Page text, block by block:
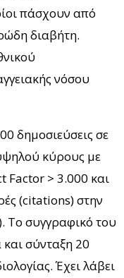
πάσχουν από
διαβήτη.
νόσου
δημοσιεύσεις σε
κύρους με
Factor > 3.000 και
(citations) στην
Το συγγραφικό του
και σύνταξη 20
Έχει λάβει